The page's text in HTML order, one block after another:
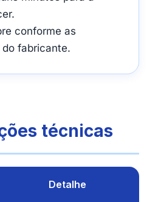
conforme as
fabricante.
técnicas
Detalhe